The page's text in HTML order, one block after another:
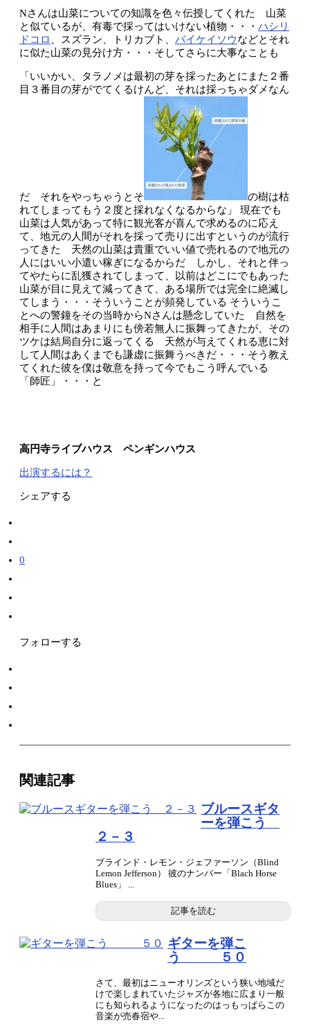
Nさんは山菜についての知識を色々伝授してくれた 山菜
と似ているが、有毒で採ってはいけない植物・・・ ハシリ
ドコロ
、スズラン、トリカブト、 バイケイソウなどとそれ
に似た山菜の見分け方・・・そしてさらに大事なことも
「いいかい、タラノメは最初の芽を採ったあとにまた２番
目３番目の芽がでてくるけんど、それは採っちゃダメなん
だ それをやっちゃうとそ
の樹は枯
れてしまってもう２度と採れなくなるからな」
現在でも
山菜は人気があって特に観光客が喜んで求めるのに応え
て、地元の人間がそれを採って売りに出すというのが流行
ってきた 天然の山菜は貴重でいい値で売れるので地元の
人にはいい小遣い稼ぎになるからだ しかし、それと伴っ
てやたらに乱獲されてしまって、以前はどこにでもあった
山菜が目に見えて減ってきて、ある場所では完全に絶滅し
てしまう・・・そういうことが頻発している そういうこ
とへの警鐘をその当時からNさんは懸念していた 自然を
相手に人間はあまりにも傍若無人に振舞ってきたが、その
ツケは結局自分に返ってくる 天然が与えてくれる恵に対
して人間はあくまでも謙虚に振舞うべきだ・・・そう教え
てくれた彼を僕は敬意を持って今でもこう呼んでいる
「師匠」・・・と
高円寺ライブハウス ペンギンハウス
出演するには？
シェアする
0
フォローする
関連記事
ブルースギタ
ーを弾こう
２－３
ブラインド・レモン・ジェファーソン（Blind
Lemon Jefferson） 彼のナンバー「Blach Horse
Blues」 ...
記事を読む
ギターを弾こ
う ５０
さて、最初はニューオリンズという狭い地域だ
けで楽しまれていたジャズが各地に広まり一般
にも知られるようになったのはっもっぱらこの
音楽が売春宿や...